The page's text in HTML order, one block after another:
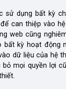
sử dụng bất kỳ
can thiệp vào
web cũng
bất kỳ hoạt động
dữ liệu của hệ
mọi quyền lợi